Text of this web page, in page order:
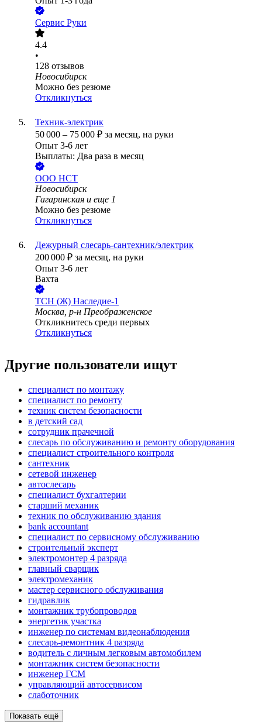
Сервис Руки
4.4
•
128 отзывов
Новосибирск
Можно без резюме
Откликнуться
Техник-электрик
50 000 – 75 000 ₽ за месяц, на руки
Опыт 3-6 лет
Выплаты: Два раза в месяц
ООО НСТ
Новосибирск
Гагаринская и еще 1
Можно без резюме
Откликнуться
Дежурный слесарь-сантехник/электрик
200 000 ₽ за месяц, на руки
Опыт 3-6 лет
Вахта
ТСН (Ж) Наследие-1
Москва, р-н Преображенское
Откликнитесь среди первых
Откликнуться
Другие пользователи ищут
специалист по монтажу
специалист по ремонту
техник систем безопасности
в детский сад
сотрудник прачечной
слесарь по обслуживанию и ремонту оборудования
специалист строительного контроля
сантехник
сетевой инженер
автослесарь
специалист бухгалтерии
старший механик
техник по обслуживанию здания
bank accountant
специалист по сервисному обслуживанию
строительный эксперт
электромонтер 4 разряда
главный сварщик
электромеханик
мастер сервисного обслуживания
гидравлик
монтажник трубопроводов
энергетик участка
инженер по системам видеонаблюдения
слесарь-ремонтник 4 разряда
водитель с личным легковым автомобилем
монтажник систем безопасности
инженер ГСМ
управляющий автосервисом
слаботочник
Показать ещё